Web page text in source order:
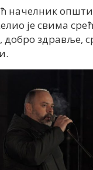
начелник
је свима
добро здравље,